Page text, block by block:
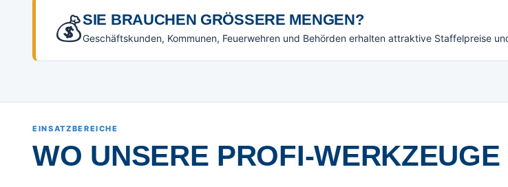
💰SIE BRAUCHEN GRÖSSERE MENGEN?
Geschäftskunden, Kommunen, Feuerwehren und Behörden erhalten attraktive Staffelpreise
EINSATZBEREICHE
WO UNSERE PROFI-